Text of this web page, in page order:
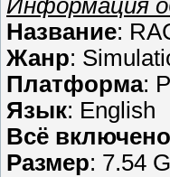
Информация
Название:
Жанр:
Платформа:
Язык: English
Всё включено
Размер: 7.54